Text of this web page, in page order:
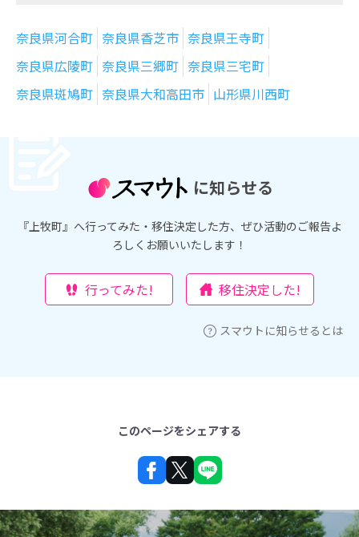
奈良県河合町 奈良県香芝市 奈良県王寺町
奈良県広陵町 奈良県三郷町 奈良県三宅町
奈良県斑鳩町 奈良県大和高田市 山形県川西町
に知らせる
『上牧町』へ行ってみた・移住決定した方、ぜひ活動のご報告よ
ろしくお願いいたします！
行ってみた! 移住決定した!
スマウトに知らせるとは
このページをシェアする